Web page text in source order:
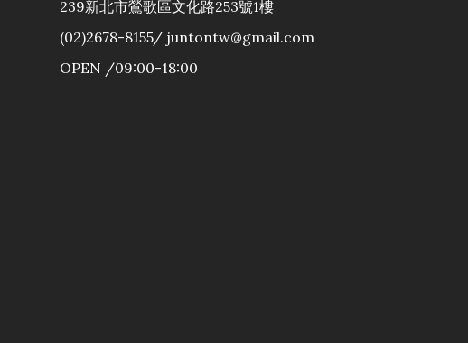
239新北市鶯歌區文化路253號1樓
(02)2678-8155/ juntontw@gmail.com
OPEN /09:00-18:00